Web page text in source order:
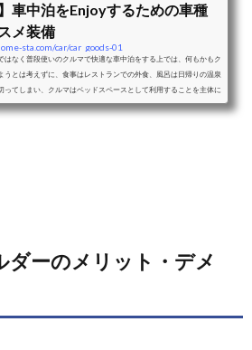
】車中泊をEnjoyするための車種
メ装備
sta.com/car/car_goods-01
はなく普段使いのクルマで快適な車中泊をする上では、何もかもク
うとは考えずに、食事はレストランでの外食、風呂は日帰りの温泉
ってしまい、クルマはベッドスペースとして利用することを主体に
めします。ベッドスペースとして利用することを考えた際の車中泊
子供一人程度...
ダーのメリット・デメ